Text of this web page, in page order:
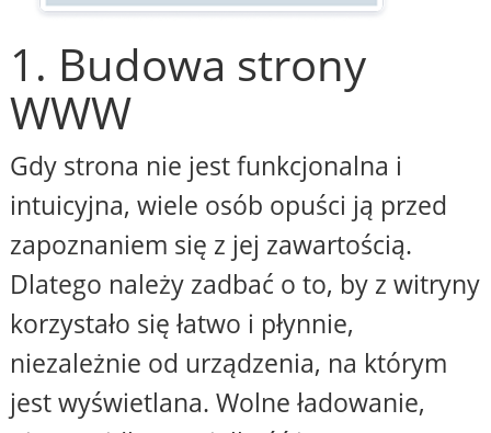
1. Budowa strony
WWW
Gdy strona nie jest funkcjonalna i
intuicyjna, wiele osób opuści ją przed
zapoznaniem się z jej zawartością.
Dlatego należy zadbać o to, by z witryny
korzystało się łatwo i płynnie,
niezależnie od urządzenia, na którym
jest wyświetlana. Wolne ładowanie,